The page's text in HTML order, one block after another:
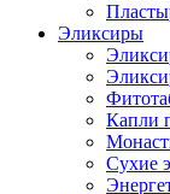
Эликсиры
Капли
Сухие